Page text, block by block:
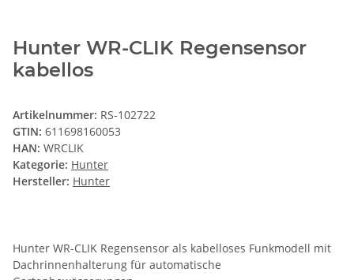
Hunter WR-CLIK Regensensor
kabellos
Artikelnummer: RS-102722
GTIN: 611698160053
HAN: WRCLIK
Kategorie: Hunter
Hersteller: Hunter
Hunter WR-CLIK Regensensor als kabelloses Funkmodell mit
Dachrinnenhalterung für automatische